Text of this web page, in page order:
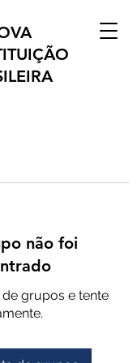
não foi
grupos e tente